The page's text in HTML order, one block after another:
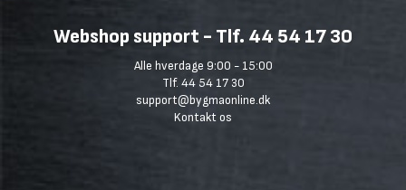
Webshop support - Tlf. 44 54 17 30
Alle hverdage 9:00 - 15:00
Tlf. 44 54 17 30
support@bygmaonline.dk
Kontakt os